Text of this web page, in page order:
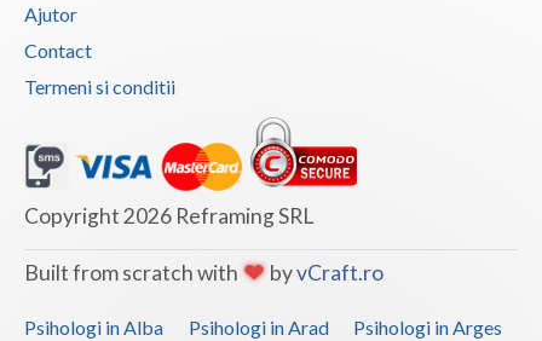
Ajutor
Contact
Termeni si conditii
Copyright 2026 Reframing SRL
Built from scratch with byvCraft.ro
Psihologi in Alba Psihologi in Arad
Psihologi in Arges